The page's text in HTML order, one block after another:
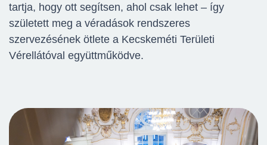
tartja, hogy ott segítsen, ahol csak lehet – így
született meg a véradások rendszeres
szervezésének ötlete a Kecskeméti Területi
Vérellátóval együttműködve.